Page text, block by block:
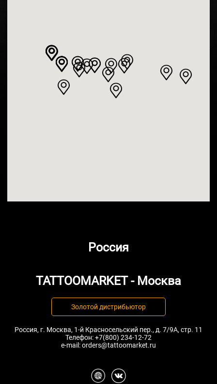
Россия
TATTOOMARKET - Москва
Золотой дистрибьютор
Россия, г. Москва, 1-й Красносельский пер., д. 7/9А, стр. 11
Телефон:+7(800) 234-12-72
e-mail:orders@tattoomarket.ru